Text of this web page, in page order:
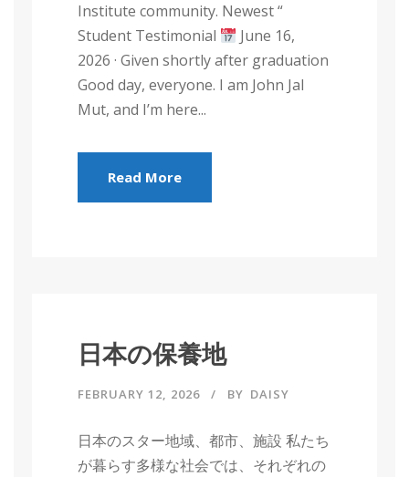
Institute community. Newest “
Student Testimonial
June 16,
2026 · Given shortly after graduation
Good day, everyone. I am John Jal
Mut, and I’m here...
Read More
日本の保養地
FEBRUARY 12, 2026 BY DAISY
日本のスター地域、都市、施設 私たち
が暮らす多様な社会では、それぞれの